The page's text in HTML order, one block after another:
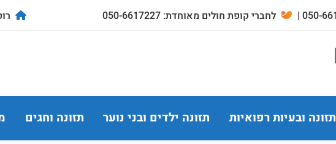
לחברי קופת חולים מאוחדת: 050-6617227
תזונה ובעיות רפואיות תזונה ילדים ובני נוער תזונה וחגים